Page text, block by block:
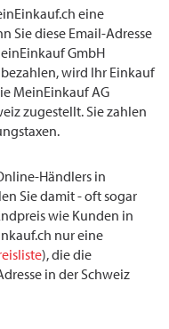
eine
Sie diese Email-Adresse
GmbH
wird Ihr Einkauf
MeinEinkauf AG
zugestellt. Sie zahlen
Händlers in
Sie damit - oft sogar
wie Kunden in
nur eine
), die die
in der Schweiz